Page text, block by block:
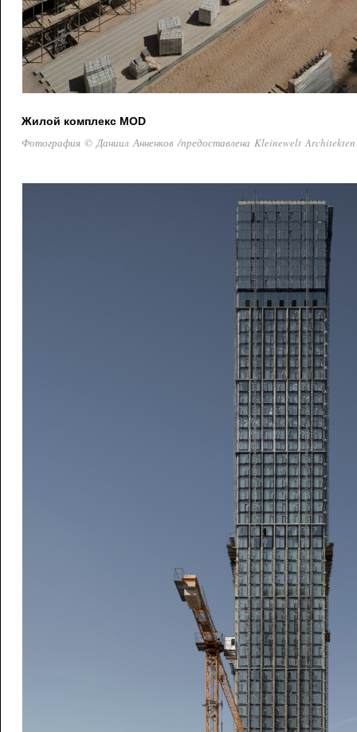
Жилой комплекс MOD
Фотография © Даниил Анненков /предоставлена Kleinewelt Architekten